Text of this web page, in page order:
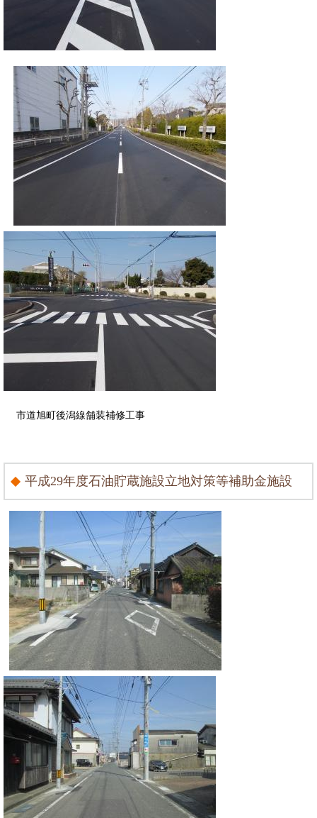
市道旭町後潟線舗装補修工事
平成29年度石油貯蔵施設立地対策等補助金施設